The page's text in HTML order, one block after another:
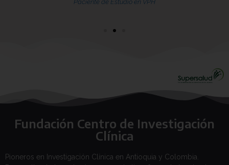
Paciente de Estudio en VPH
Fundación Centro de Investigación
Clínica
Pioneros en Investigación Clínica en Antioquia y Colombia.